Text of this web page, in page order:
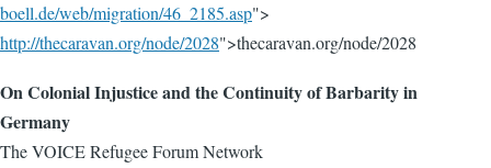
boell.de/web/migration/46_2185.asp">
http://thecaravan.org/node/2028">thecaravan.org/node/2028
On Colonial Injustice and the Continuity of Barbarity in
Germany
The VOICE Refugee Forum Network